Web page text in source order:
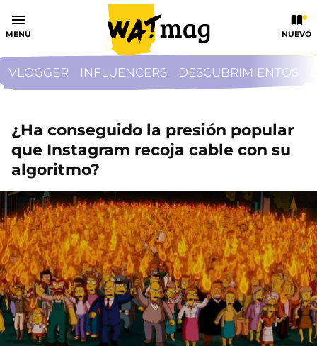
MENÚ NUEVO
VLOGGER INFLUENCERS DESCUBRIMIENTOS
¿Ha conseguido la presión popular
que Instagram recoja cable con su
algoritmo?